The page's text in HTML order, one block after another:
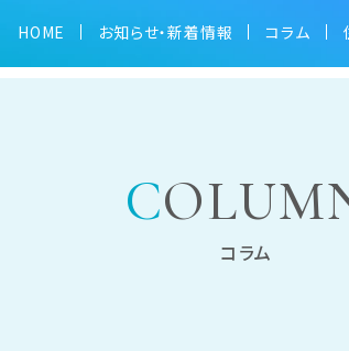
HOME お知らせ・新着情報 コラム
コラム